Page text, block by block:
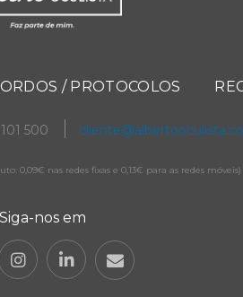
/ PROTOCOLOS
500
0,09€ nas redes fixas e 0,13€ para as redes móveis)
Siga-nos em